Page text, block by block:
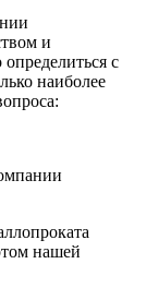
и
с
наиболее
нашей